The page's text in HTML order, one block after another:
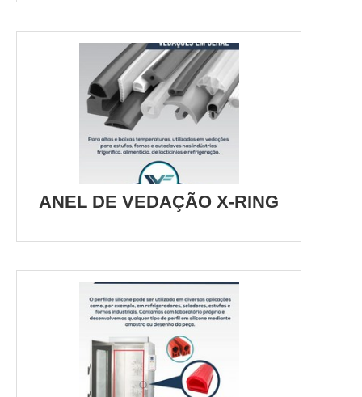
ANEL DE VEDAÇÃO X-RING